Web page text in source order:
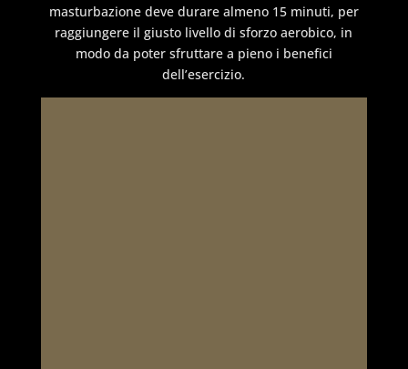
masturbazione deve durare almeno 15 minuti, per
raggiungere il giusto livello di sforzo aerobico, in
modo da poter sfruttare a pieno i benefici
dell’esercizio.